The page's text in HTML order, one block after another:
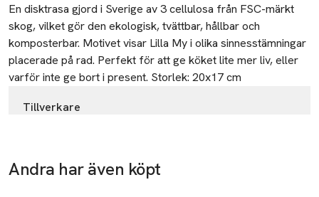
Beskrivning
En disktrasa gjord i Sverige av 3 cellulosa från FSC-märkt
skog, vilket gör den ekologisk, tvättbar, hållbar och
komposterbar. Motivet visar Lilla My i olika sinnesstämningar
placerade på rad. Perfekt för att ge köket lite mer liv, eller
varför inte ge bort i present. Storlek: 20x17 cm
Tillverkare
113 43 Stockholm
Sweden
Andra har även köpt